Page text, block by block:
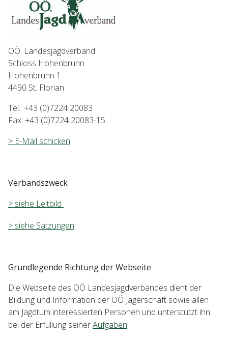
OÖ. Landesjagdverband
Schloss Hohenbrunn
Hohenbrunn 1
4490 St. Florian
Tel.: +43 (0)7224 20083
Fax: +43 (0)7224 20083-15
> E-Mail schicken
Verbandszweck
> siehe Leitbild
> siehe Satzungen
Grundlegende Richtung der Webseite
Die Webseite des OÖ Landesjagdverbandes dient der
Bildung und Information der OÖ Jägerschaft sowie allen
am Jagdtum interessierten Personen und unterstützt ihn
bei der Erfüllung seinerAufgaben